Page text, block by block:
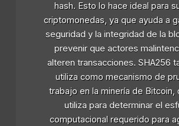
hash. Esto lo hace ideal para
criptomonedas, ya que ayuda a
seguridad y la integridad de la
prevenir que actores
alteren transacciones. SHA256
utiliza como mecanismo de
trabajo en la minería de Bitcoin,
utiliza para determinar el
computacional requerido para